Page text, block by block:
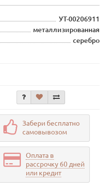
УТ-00206911
металлизированная
серебро
Забери бесплатно
самовывозом
Оплата в
рассрочку 60 дней
или кредит